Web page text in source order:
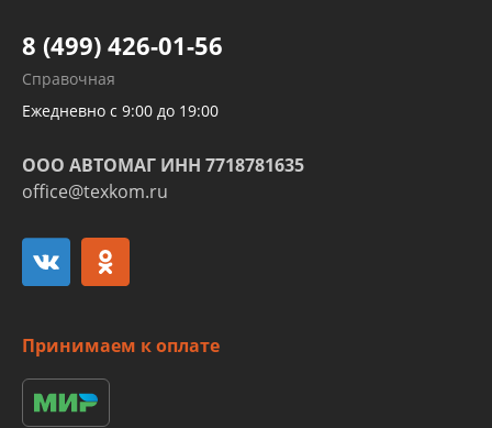
Развертка пайка медных стальных
алюминиевых трубок и штуцеров
8 (499) 426-01-56
Справочная
Ежедневно с 9:00 до 19:00
ООО АВТОМАГ ИНН 7718781635
office@texkom.ru
Принимаем к оплате